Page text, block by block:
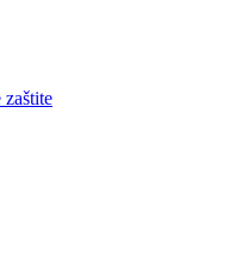
zaštite